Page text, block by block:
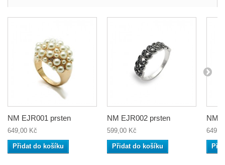
NM EJR001 prsten
649,00 Kč
Přidat do košíku
NM EJR002 prsten
599,00 Kč
Přidat do košíku
NM